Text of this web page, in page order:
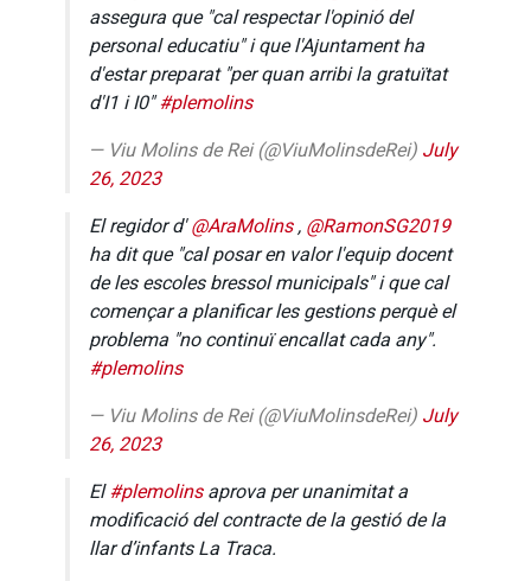
assegura que "cal respectar l'opinió del
personal educatiu" i que l'Ajuntament ha
d'estar preparat "per quan arribi la gratuïtat
d'I1 i I0"#plemolins
— Viu Molins de Rei (@ViuMolinsdeRei) July
26, 2023
El regidor d'@AraMolins, @RamonSG2019
ha dit que "cal posar en valor l'equip docent
de les escoles bressol municipals" i que cal
començar a planificar les gestions perquè el
problema "no continuï encallat cada any".
#plemolins
— Viu Molins de Rei (@ViuMolinsdeRei) July
26, 2023
El#plemolinsaprova per unanimitat a
modificació del contracte de la gestió de la
llar d’infants La Traca.